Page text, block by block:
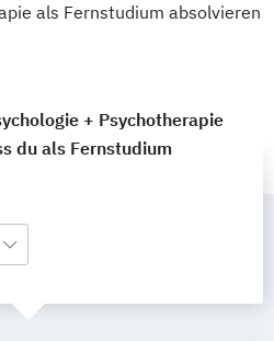
als Fernstudium absolvieren
+ Psychotherapie
du als Fernstudium